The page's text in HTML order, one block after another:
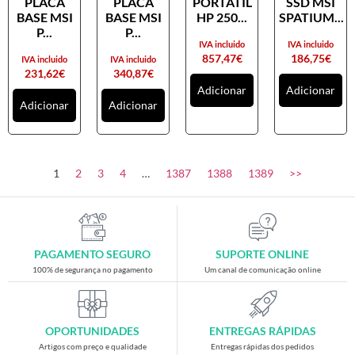
Placas gráficas
SAIS
Ventoínhas
Computadores
All-in-One
Gaming
Acessórios gaming
Cadeiras gaming
Merchandising
BASE MSI
P...
231,62€
IVA incluido
Adicionar
BASE MSI
P...
340,87€
IVA incluido
Adicionar
HP 250...
857,47€
IVA incluido
Adicionar
SPATIUM...
186,75€
IVA incluido
Adicionar
1 2 3 4 … 1387 1388 1389 >>
PAGAMENTO SEGURO
100% de segurança no pagamento
SUPORTE ONLINE
Um canal de comunicação online
OPORTUNIDADES
Artigos com preço e qualidade
ENTREGAS RÁPIDAS
Entregas rápidas dos pedidos